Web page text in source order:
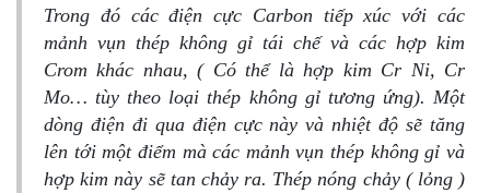
Trong đó các điện cực Carbon tiếp xúc với các
mảnh vụn thép không gỉ tái chế và các hợp kim
Crom khác nhau, ( Có thể là hợp kim Cr Ni, Cr
Mo… tùy theo loại thép không gỉ tương ứng). Một
dòng điện đi qua điện cực này và nhiệt độ sẽ tăng
lên tới một điểm mà các mảnh vụn thép không gỉ và
hợp kim này sẽ tan chảy ra. Thép nóng chảy ( lỏng )